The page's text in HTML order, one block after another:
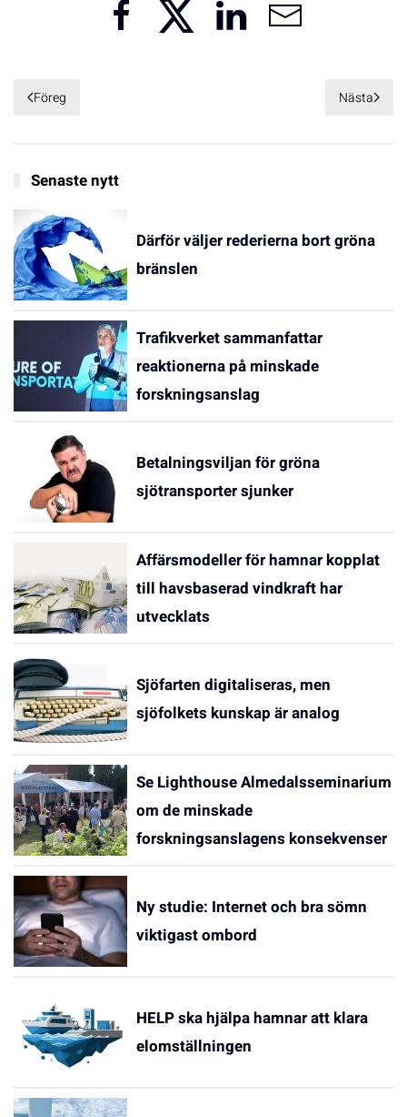
Föreg Nästa
Senaste nytt
Därför väljer rederierna bort gröna
bränslen
Trafikverket sammanfattar
reaktionerna på minskade
forskningsanslag
Betalningsviljan för gröna
sjötransporter sjunker
Affärsmodeller för hamnar kopplat
till havsbaserad vindkraft har
utvecklats
Sjöfarten digitaliseras, men
sjöfolkets kunskap är analog
Se Lighthouse Almedalsseminarium
om de minskade
forskningsanslagens konsekvenser
Ny studie: Internet och bra sömn
viktigast ombord
HELP ska hjälpa hamnar att klara
elomställningen